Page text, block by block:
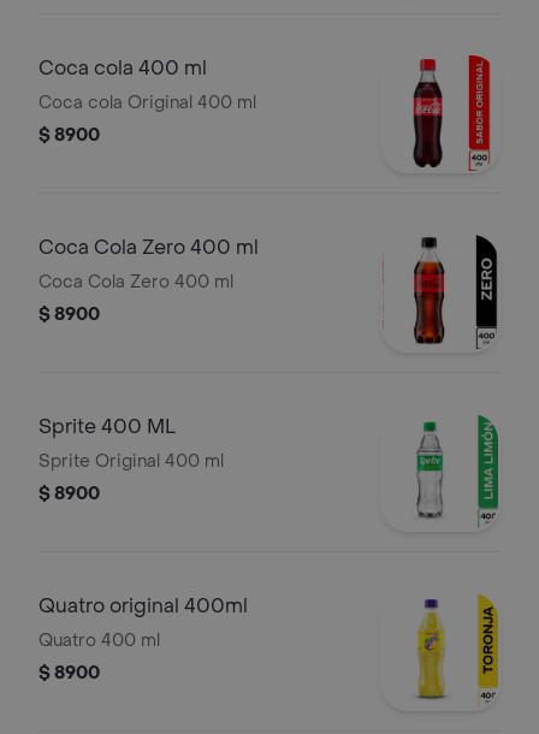
Coca cola 400 ml
Coca cola Original 400 ml
$ 8900
Coca Cola Zero 400 ml
Coca Cola Zero 400 ml
$ 8900
Sprite 400 ML
Sprite Original 400 ml
$ 8900
Quatro original 400ml
Quatro 400 ml
$ 8900